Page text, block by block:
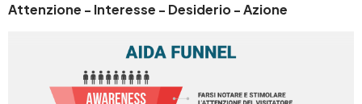
Attenzione - Interesse - Desiderio - Azione